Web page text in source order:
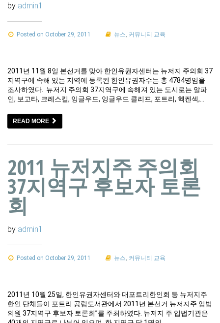
by admin1
Posted on October 29, 2011 뉴스, 커뮤니티 교육
2011년 11월 8일 본선거를 맞아 한인유권자센터는 뉴저지 주의회 37
지역구에 속해 있는 지역에 등록된 한인유권자수는 총 4784명임을
조사하였다. 뉴저지 주의회 37지역구에 속해져 있는 도시로는 알파
인, 보고타, 크레스킬, 잉글우드, 잉글우드 클리프, 포트리, 헥켄섹,…
READ MORE
2011 뉴저지주 주의회
37지역구 후보자 토론
회
by admin1
Posted on October 29, 2011 뉴스 커뮤니티 교육
2011년 10월 25일, 한인유권자센터와 대포트리한인회 등 뉴저지주
한인 단체들이 포트리 공립도서관에서 2011년 본선거 뉴저지주 입법
의원 37지역구 후보자 토론회”를 주최하였다. 뉴저지 주 입법기관은